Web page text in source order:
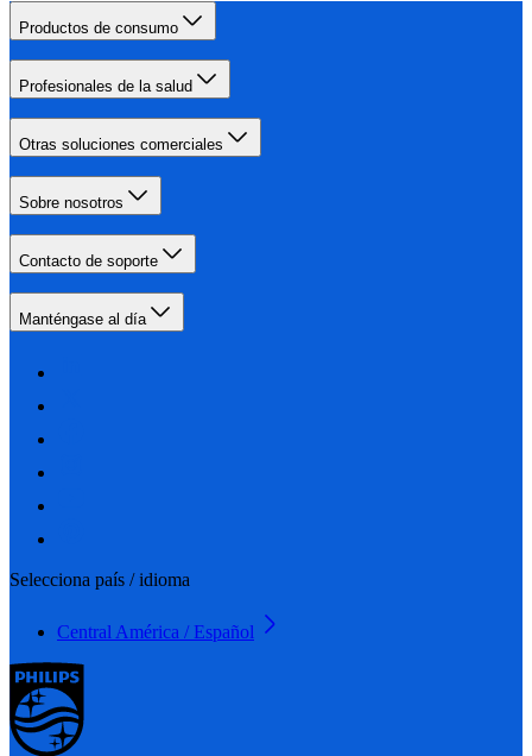
Productos de consumo
Profesionales de la salud
Otras soluciones comerciales
Sobre nosotros
Contacto de soporte
Manténgase al día
Selecciona país / idioma
Central América / Español